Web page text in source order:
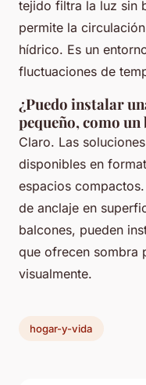
tejido filtra la luz sin
permite la
hídrico. Es un
fluctuaciones de
¿Puedo instalar
pequeño, como un
Claro. Las
disponibles en
espacios
de anclaje en
balcones, pueden
que ofrecen sombra
visualmente.
hogar-y-vida